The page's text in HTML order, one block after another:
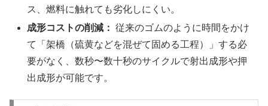
ス、燃料に触れても劣化しにくい。
成形コストの削減： 従来のゴムのように時間をかけ
て「架橋（硫黄などを混ぜて固める工程）」する必
要がなく、数秒〜数十秒のサイクルで射出成形や押
出成形が可能です。